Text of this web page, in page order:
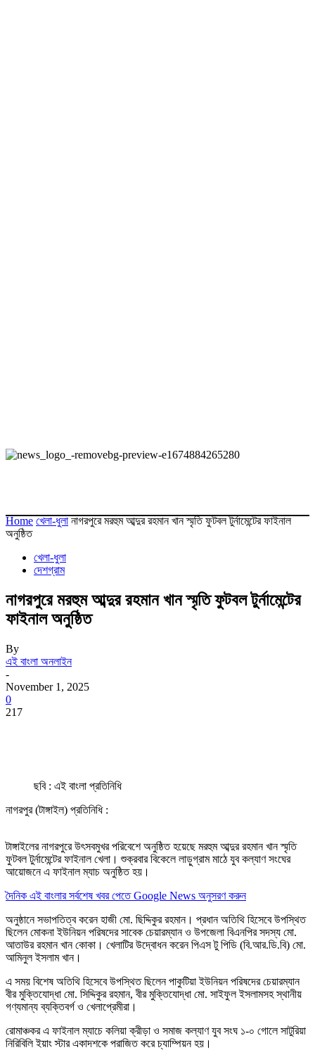
Home খেলা-ধুলা নাগরপুরে মরহুম আব্দুর রহমান খান স্মৃতি ফুটবল টুর্নামেন্টের ফাইনাল
অনুষ্ঠিত
খেলা-ধুলা
দেশগ্রাম
নাগরপুরে মরহুম আব্দুর রহমান খান স্মৃতি ফুটবল টুর্নামেন্টের
ফাইনাল অনুষ্ঠিত
By
এই বাংলা অনলাইন
-
November 1, 2025
0
217
ছবি : এই বাংলা প্রতিনিধি
নাগরপুর (টাঙ্গাইল) প্রতিনিধি :
টাঙ্গাইলের নাগরপুরে উৎসবমুখর পরিবেশে অনুষ্ঠিত হয়েছে মরহুম আব্দুর রহমান খান স্মৃতি
ফুটবল টুর্নামেন্টের ফাইনাল খেলা। শুক্রবার বিকেলে লাড়ুগ্রাম মাঠে যুব কল্যাণ সংঘের
আয়োজনে এ ফাইনাল ম্যাচ অনুষ্ঠিত হয়।
দৈনিক এই বাংলার সর্বশেষ খবর পেতে Google News অনুসরণ করুন
অনুষ্ঠানে সভাপতিত্ব করেন হাজী মো. ছিদ্দিকুর রহমান। প্রধান অতিথি হিসেবে উপস্থিত
ছিলেন মোকনা ইউনিয়ন পরিষদের সাবেক চেয়ারম্যান ও উপজেলা বিএনপির সদস্য মো.
আতাউর রহমান খান কোকা। খেলাটির উদ্বোধন করেন পিএস টু পিডি (বি.আর.ডি.বি) মো.
আমিনুল ইসলাম খান।
এ সময় বিশেষ অতিথি হিসেবে উপস্থিত ছিলেন পাকুটিয়া ইউনিয়ন পরিষদের চেয়ারম্যান
বীর মুক্তিযোদ্ধা মো. সিদ্দিকুর রহমান, বীর মুক্তিযোদ্ধা মো. সাইফুল ইসলামসহ স্থানীয়
গণ্যমান্য ব্যক্তিবর্গ ও খেলাপ্রেমীরা।
রোমাঞ্চকর এ ফাইনাল ম্যাচে কলিয়া ক্রীড়া ও সমাজ কল্যাণ যুব সংঘ ১-০ গোলে সাটুরিয়া
নিরিবিলি ইয়াং স্টার একাদশকে পরাজিত করে চ্যাম্পিয়ন হয়।